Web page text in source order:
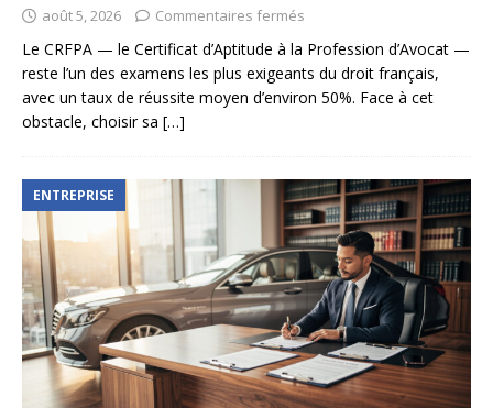
août 5, 2026 Commentaires fermés
Le CRFPA — le Certificat d’Aptitude à la Profession d’Avocat —
reste l’un des examens les plus exigeants du droit français,
avec un taux de réussite moyen d’environ 50%. Face à cet
obstacle, choisir sa […]
ENTREPRISE